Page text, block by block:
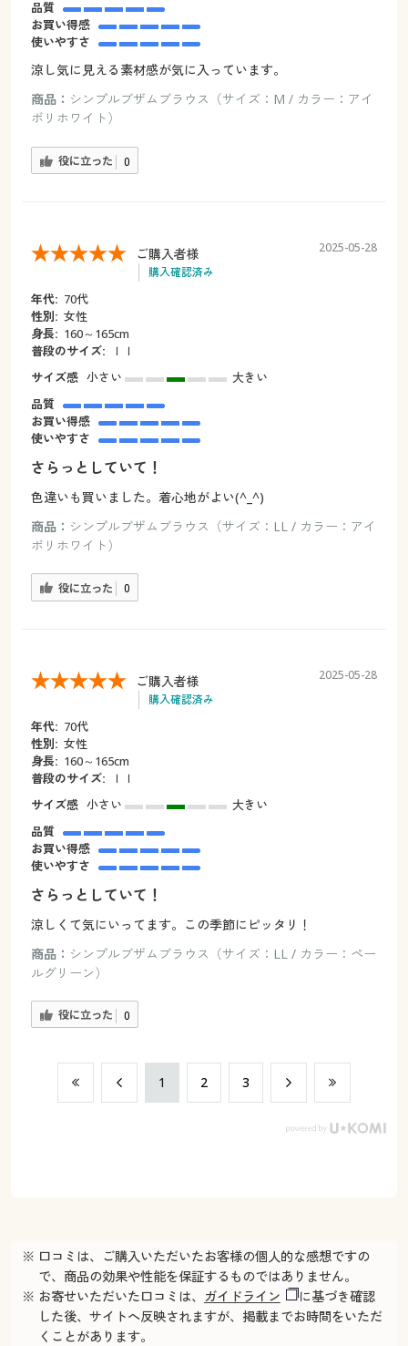
品質
お買い得感
使いやすさ
涼し気に見える素材感が気に入っています。
商品： シンプルブザムブラウス（サイズ：M / カラー：アイ
ボリホワイト）
役に立った 0
ご購入者様
購入確認済み
2025-05-28
年代: 70代
性別: 女性
身長: 160～165cm
普段のサイズ:
ｌｌ
サイズ感 小さい
大きい
品質
お買い得感
使いやすさ
さらっとしていて！
色違いも買いました。着心地がよい(^_^)
商品： シンプルブザムブラウス（サイズ：LL / カラー：アイ
ボリホワイト）
役に立った 0
ご購入者様
購入確認済み
2025-05-28
年代: 70代
性別: 女性
身長: 160～165cm
普段のサイズ:
ｌｌ
サイズ感 小さい
大きい
品質
お買い得感
使いやすさ
さらっとしていて！
涼しくて気にいってます。この季節にピッタリ！
商品： シンプルブザムブラウス（サイズ：LL / カラー：ペー
ルグリーン）
役に立った 0
​1 ​2 ​3
※ 口コミは、ご購入いただいたお客様の個人的な感想ですの
で、商品の効果や性能を保証するものではありません。
※ お寄せいただいた口コミは、
ガイドライン
に基づき確認
した後、サイトへ反映されますが、掲載までお時間をいただ
くことがあります。